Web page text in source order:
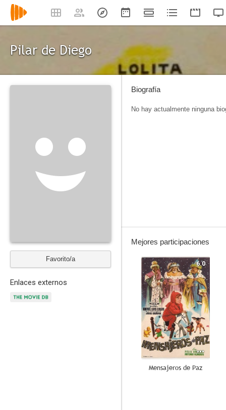
Pilar de Diego
Favorito/a
Enlaces externos
Biografía
No hay actualmente ninguna
Mejores participaciones
6.0
Mensajeros de Paz